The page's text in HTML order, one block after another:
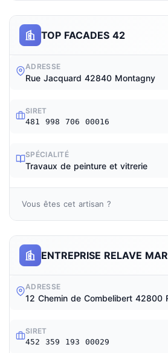
TOP FACADES 42
ADRESSE
Rue Jacquard 42840 Montagny
SIRET
481 998 706 00016
SPÉCIALITÉ
Travaux de peinture et vitrerie
Vous êtes cet artisan ?
ENTREPRISE RELAVE
ADRESSE
12 Chemin de Combelibert 42800
SIRET
452 359 193 00029